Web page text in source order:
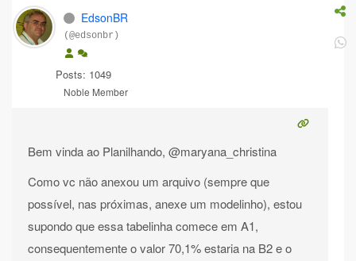
EdsonBR
(@edsonbr)
Posts: 1049
Noble Member
Bem vinda ao Planilhando, @maryana_christina
Como vc não anexou um arquivo (sempre que
possível, nas próximas, anexe um modelinho), estou
supondo que essa tabelinha comece em A1,
consequentemente o valor 70,1% estaria na B2 e o